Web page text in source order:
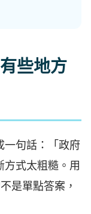
些地方
一句話：「政府
式太粗糙。用
是單點答案，